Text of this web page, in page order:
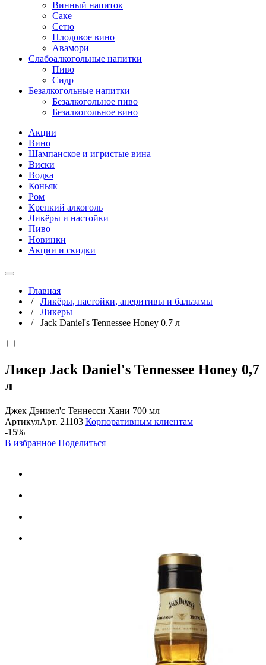
Винный напиток
Саке
Сетю
Плодовое вино
Авамори
Слабоалкогольные напитки
Пиво
Сидр
Безалкогольные напитки
Безалкогольное пиво
Безалкогольное вино
Акции
Вино
Шампанское и игристые вина
Виски
Водка
Коньяк
Ром
Крепкий алкоголь
Ликёры и настойки
Пиво
Новинки
Акции и скидки
Главная
/ Ликёры, настойки, аперитивы и бальзамы
/ Ликеры
/ Jack Daniel's Tennessee Honey 0.7 л
Ликер Jack Daniel's Tennessee Honey 0,7
л
Джек Дэниел'с Теннесси Хани 700 мл
АртикулАрт. 21103 Корпоративным клиентам
-15%
В избранное Поделиться